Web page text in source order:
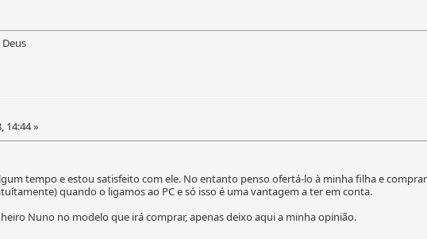
14:44 »
tempo e estou satisfeito com ele. No entanto penso ofertá-lo à minha filha e
quando o ligamos ao PC e só isso é uma vantagem a ter em conta.
Nuno no modelo que irá comprar, apenas deixo aqui a minha opinião.